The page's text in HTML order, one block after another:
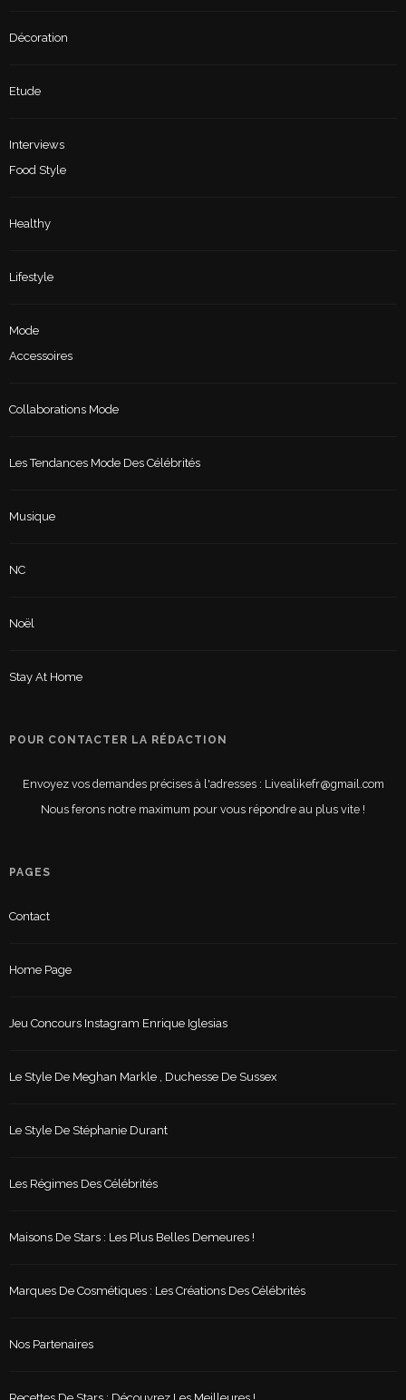
Décoration
Etude
Interviews
Food Style
Healthy
Lifestyle
Mode
Accessoires
Collaborations Mode
Les Tendances Mode Des Célébrités
Musique
NC
Noël
Stay At Home
POUR CONTACTER LA RÉDACTION
Envoyez vos demandes précises à l'adresses : Livealikefr@gmail.com
Nous ferons notre maximum pour vous répondre au plus vite !
PAGES
Contact
Home Page
Jeu Concours Instagram Enrique Iglesias
Le Style De Meghan Markle , Duchesse De Sussex
Le Style De Stéphanie Durant
Les Régimes Des Célébrités
Maisons De Stars : Les Plus Belles Demeures !
Marques De Cosmétiques : Les Créations Des Célébrités
Nos Partenaires